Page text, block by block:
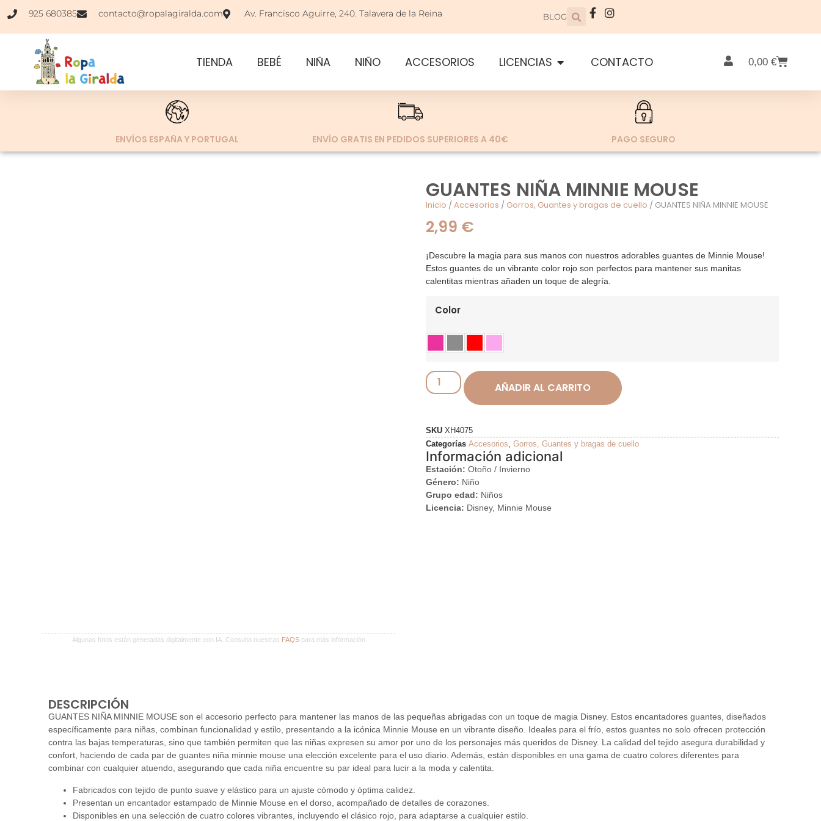
925 680385 contacto@ropalagiralda.com Av. Francisco Aguirre, 240. Talavera de la Reina BLOG
TIENDA BEBÉ NIÑA NIÑO ACCESORIOS LICENCIAS CONTACTO 0,00 €
ENVÍOS ESPAÑA Y PORTUGAL ENVÍO GRATIS EN PEDIDOS SUPERIORES A 40€ PAGO SEGURO
Algunas fotos están generadas digitalmente con IA. Consulta nuestras FAQSpara más información
GUANTES NIÑA MINNIE MOUSE
Inicio /Accesorios / Gorros, Guantes y bragas de cuello / GUANTES NIÑA MINNIE MOUSE
2,99 €
¡Descubre la magia para sus manos con nuestros adorables guantes de Minnie Mouse!
Estos guantes de un vibrante color rojo son perfectos para mantener sus manitas
calentitas mientras añaden un toque de alegría.
Color
AÑADIR AL CARRITO
SKU XH4075
Categorías Accesorios Gorros, Guantes y bragas de cuello
Información adicional
Estación: Otoño / Invierno
Género: Niño
Grupo edad: Niños
Licencia: Disney, Minnie Mouse
DESCRIPCIÓN
GUANTES NIÑA MINNIE MOUSE son el accesorio perfecto para mantener las manos de las pequeñas abrigadas con un toque de magia Disney. Estos encantadores guantes, diseñados
específicamente para niñas, combinan funcionalidad y estilo, presentando a la icónica Minnie Mouse en un vibrante diseño. Ideales para el frío, estos guantes no solo ofrecen protección
contra las bajas temperaturas, sino que también permiten que las niñas expresen su amor por uno de los personajes más queridos de Disney. La calidad del tejido asegura durabilidad y
confort, haciendo de cada par de guantes niña minnie mouse una elección excelente para el uso diario. Además, están disponibles en una gama de cuatro colores diferentes para
combinar con cualquier atuendo, asegurando que cada niña encuentre su par ideal para lucir a la moda y calentita.
Fabricados con tejido de punto suave y elástico para un ajuste cómodo y óptima calidez.
Presentan un encantador estampado de Minnie Mouse en el dorso, acompañado de detalles de corazones.
Disponibles en una selección de cuatro colores vibrantes, incluyendo el clásico rojo, para adaptarse a cualquier estilo.